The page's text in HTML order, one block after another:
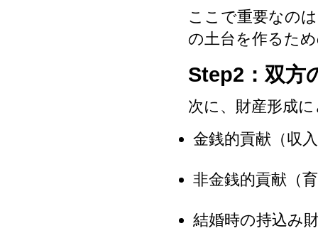
ここで重要なの
の土台を作るた
Step2：双方
次に、財産形成
金銭的貢献（収
非金銭的貢献（
結婚時の持込み